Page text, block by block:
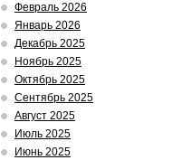
Февраль 2026
Январь 2026
Декабрь 2025
Ноябрь 2025
Октябрь 2025
Сентябрь 2025
Август 2025
Июль 2025
Июнь 2025